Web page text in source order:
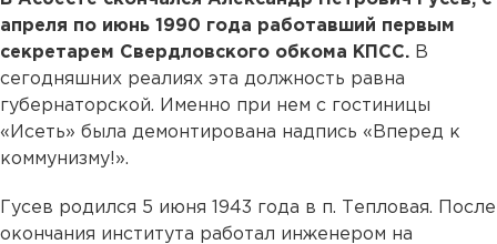
апреля по июнь 1990 года работавший первым
секретарем Свердловского обкома КПСС. В
сегодняшних реалиях эта должность равна
губернаторской. Именно при нем с гостиницы
«Исеть» была демонтирована надпись «Вперед к
коммунизму!».
Гусев родился 5 июня 1943 года в п. Тепловая. После
окончания института работал инженером на